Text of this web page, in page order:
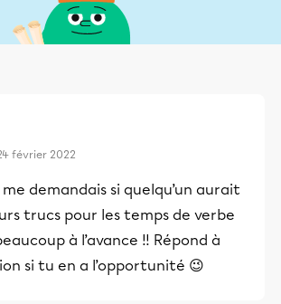
février 2022
demandais si quelqu’un aurait
trucs pour les temps de verbe
à l’avance !! Répond à
si tu en a l’opportunité 😉